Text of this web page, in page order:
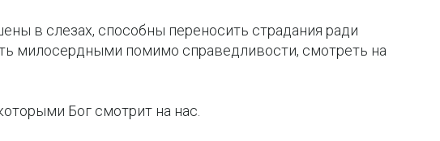
в слезах, способны переносить страдания ради
милосердными помимо справедливости, смотреть на
Бог смотрит на нас.